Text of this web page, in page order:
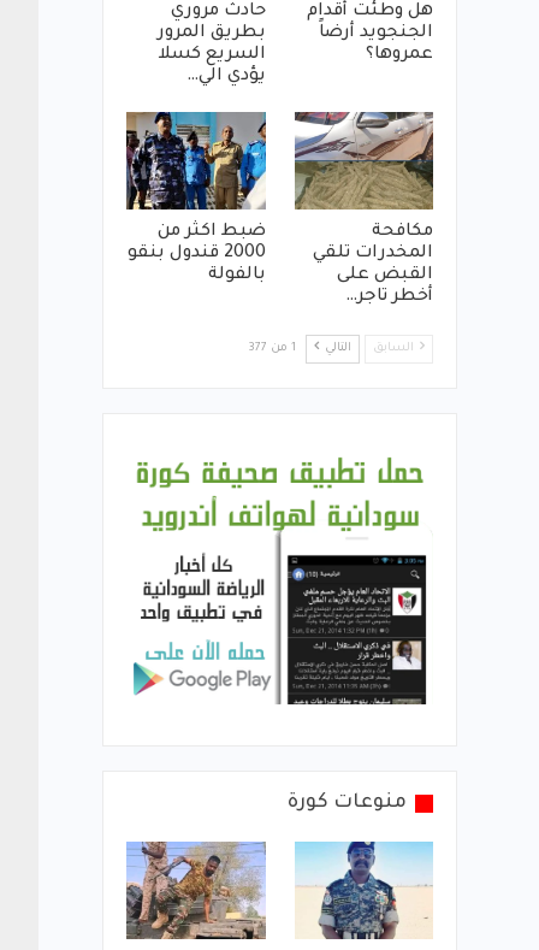
هل وطئت أقدام
الجنجويد أرضاً
عمروها؟
حادث مروري
بطريق المرور
السريع كسلا
يؤدي الي…
مكافحة
المخدرات تلقي
القبض على
أخطر تاجر…
ضبط اكثر من
2000 قندول بنقو
بالفولة
السابق التالي 1 من 377
منوعات كورة